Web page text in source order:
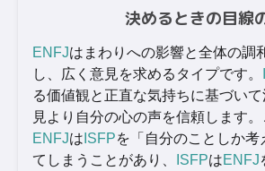
決めるときの目線
ENFJはまわりへの影響と全体の調
し、広く意見を求めるタイプです。
る価値観と正直な気持ちに基づい
見より自分の心の声を信頼します。
ENFJは ISFPを「自分のことしか考
てしまうことがあり、
ISFPはENFJ